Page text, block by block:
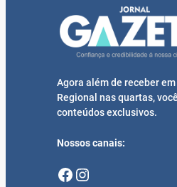
Agora além de receber
Regional nas quartas,
conteúdos exclusivos.
Nossos canais:
Facebook Instagram